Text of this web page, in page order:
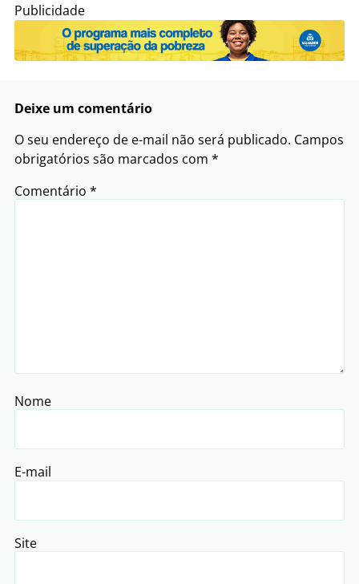
Publicidade
Deixe um comentário
O seu endereço de e-mail não será publicado. Campos
obrigatórios são marcados com *
Comentário *
Nome
E-mail
Site